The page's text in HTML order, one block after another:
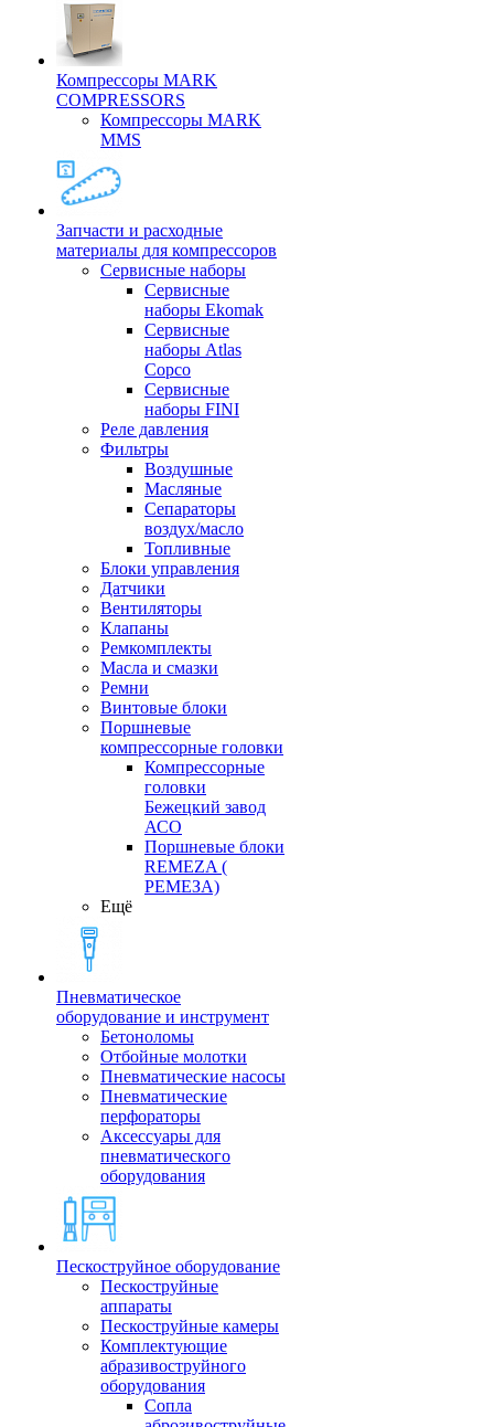
Компрессоры MARK
COMPRESSORS
Компрессоры MARK
MMS
Запчасти и расходные
материалы для компрессоров
Cервисные наборы
Сервисные
наборы Ekomak
Cервисные
наборы Atlas
Copco
Сервисные
наборы FINI
Реле давления
Фильтры
Воздушные
Масляные
Сепараторы
воздух/масло
Топливные
Блоки управления
Датчики
Вентиляторы
Клапаны
Ремкомплекты
Масла и смазки
Ремни
Винтовые блоки
Поршневые
компрессорные головки
Компрессорные
головки
Бежецкий завод
АСО
Поршневые блоки
REMEZA (
РЕМЕЗА)
Ещё
Пневматическое
оборудование и инструмент
Бетоноломы
Отбойные молотки
Пневматические насосы
Пневматические
перфораторы
Аксессуары для
пневматического
оборудования
Пескоструйное оборудование
Пескоструйные
аппараты
Пескоструйные камеры
Комплектующие
абразивоструйного
оборудования
Сопла